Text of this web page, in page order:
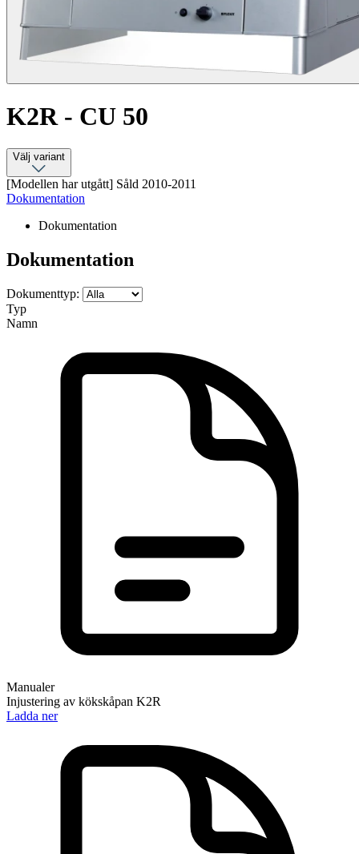
K2R - CU 50
Välj variant
[Modellen har utgått] Såld 2010-2011
Dokumentation
Dokumentation
Dokumentation
Dokumenttyp:
Typ
Namn
Manualer
Injustering av kökskåpan K2R
Ladda ner